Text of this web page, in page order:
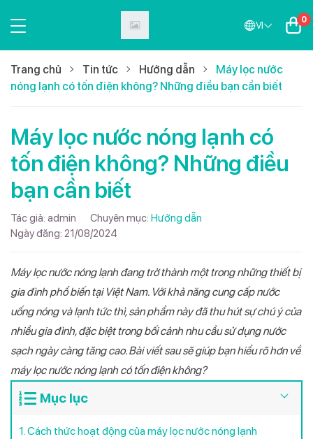
VI 0
Trang chủ Tin tức Hướng dẫn
Máy lọc nước
nóng lạnh có tốn điện không? Những điều bạn cần biết
Máy lọc nước nóng lạnh có
tốn điện không? Những điều
bạn cần biết
Tác giả: admin Chuyên mục: Hướng dẫn
Ngày đăng: 21/08/2024
Máy lọc nước nóng lạnh đang trở thành một trong những thiết bị
gia đình phổ biến tại Việt Nam. Với khả năng cung cấp nước
uống nóng và lạnh tức thì, sản phẩm này đã thu hút sự chú ý của
nhiều gia đình, đặc biệt trong bối cảnh nhu cầu sử dụng nước
sạch ngày càng tăng cao. Bài viết sau sẽ giúp bạn hiểu rõ hơn về
máy lọc nước nóng lạnh có tốn điện không?
Mục lục
1. Cách thức hoạt động của máy lọc nước nóng lạnh